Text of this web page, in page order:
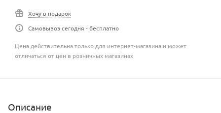
Хочу в подарок
Самовывоз сегодня - бесплатно
Цена действительна только для интернет-магазина и может
отличаться от цен в розничных магазинах
Описание